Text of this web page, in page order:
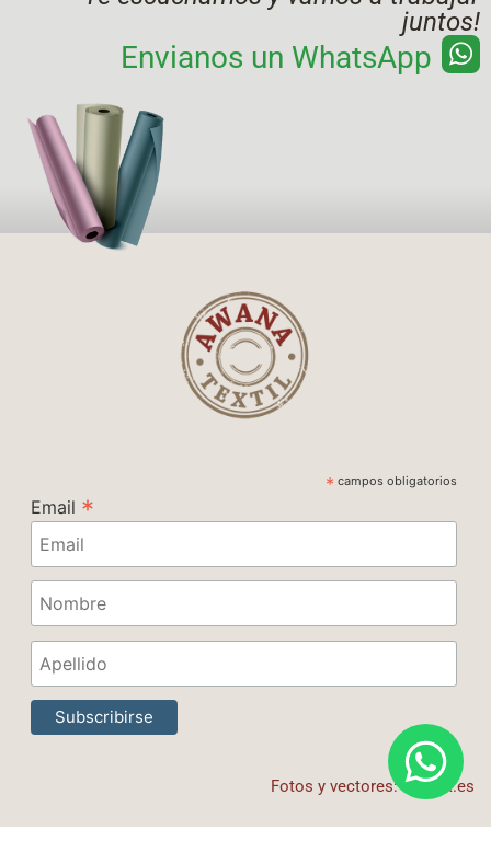
juntos!
Envianos un WhatsApp
* campos obligatorios
Email *
Fotos y vectores: freepik.es